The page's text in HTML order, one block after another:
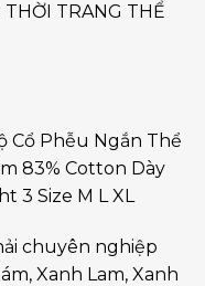
TRANG THỂ
Cổ Phễu Ngắn Thể
83% Cotton Dày
3 Size M L XL
chuyên nghiệp
Xanh Lam, Xanh